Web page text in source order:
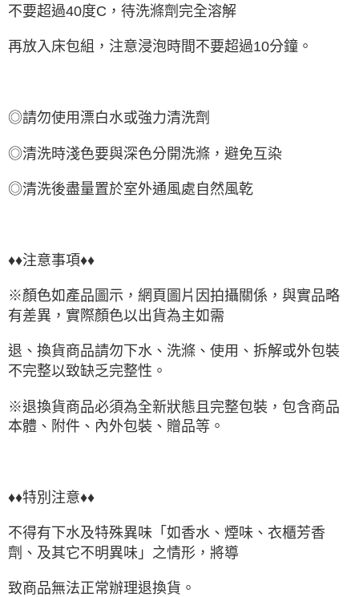
不要超過40度C，待洗滌劑完全溶解
再放入床包組，注意浸泡時間不要超過10分鐘。
◎請勿使用漂白水或強力清洗劑
◎清洗時淺色要與深色分開洗滌，避免互染
◎清洗後盡量置於室外通風處自然風乾
♦♦注意事項♦♦
※顏色如產品圖示，網頁圖片因拍攝關係，與實品略
有差異，實際顏色以出貨為主如需
退、換貨商品請勿下水、洗滌、使用、拆解或外包裝
不完整以致缺乏完整性。
※退換貨商品必須為全新狀態且完整包裝，包含商品
本體、附件、內外包裝、贈品等。
♦♦特別注意♦♦
不得有下水及特殊異味「如香水、煙味、衣櫃芳香
劑、及其它不明異味」之情形，將導
致商品無法正常辦理退換貨。